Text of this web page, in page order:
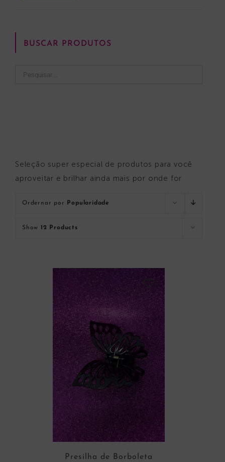
Seleção super especial de produtos para você
aproveitar e brilhar ainda mais por onde for
Ordernar por Popularidade
Show 12 Products
Presilha de Borboleta
BUSCAR PRODUTOS